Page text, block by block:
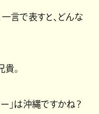
一言で表すと、どんな
。
ー」は沖縄ですかね？